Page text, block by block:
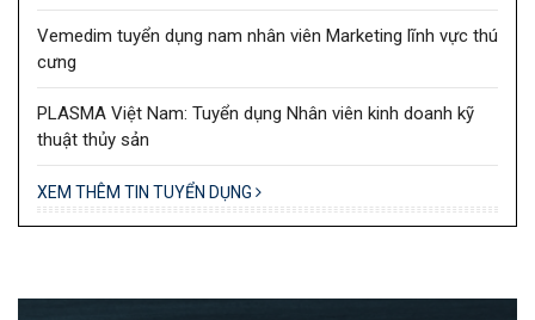
Vemedim tuyển dụng nam nhân viên Marketing lĩnh vực thú
cưng
PLASMA Việt Nam: Tuyển dụng Nhân viên kinh doanh kỹ
thuật thủy sản
XEM THÊM TIN TUYỂN DỤNG